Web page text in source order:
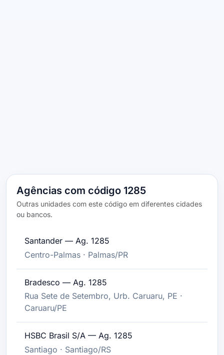
Agências com código 1285
Outras unidades com este código em diferentes cidades
ou bancos.
Santander — Ag. 1285
Centro-Palmas · Palmas/PR
Bradesco — Ag. 1285
Rua Sete de Setembro, Urb. Caruaru, PE ·
Caruaru/PE
HSBC Brasil S/A — Ag. 1285
Santiago · Santiago/RS